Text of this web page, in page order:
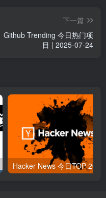
下一篇
Github Trending 今日热门项
目 | 2025-07-24